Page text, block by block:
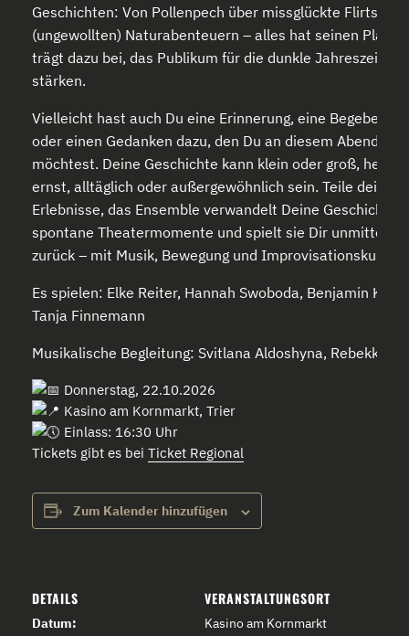
Geschichten: Von Pollenpech über missglückte Flirts bis
(ungewollten) Naturabenteuern – alles hat seinen Platz
trägt dazu bei, das Publikum für die dunkle Jahreszeit zu
stärken.
Vielleicht hast auch Du eine Erinnerung, eine
oder einen Gedanken dazu, den Du an diesem Abend
möchtest. Deine Geschichte kann klein oder groß, heiter
ernst, alltäglich oder außergewöhnlich sein. Teile deine
Erlebnisse, das Ensemble verwandelt Deine Geschichte
spontane Theatermomente und spielt sie Dir unmittelbar
zurück – mit Musik, Bewegung und Improvisationskunst.
Es spielen: Elke Reiter, Hannah Swoboda, Benjamin
Tanja Finnemann
Musikalische Begleitung: Svitlana Aldoshyna, Rebekka
Donnerstag, 22.10.2026
Kasino am Kornmarkt, Trier
Einlass: 16:30 Uhr
Tickets gibt es bei Ticket Regional
Zum Kalender hinzufügen
DETAILS
Datum:
VERANSTALTUNGSORT
Kasino am Kornmarkt